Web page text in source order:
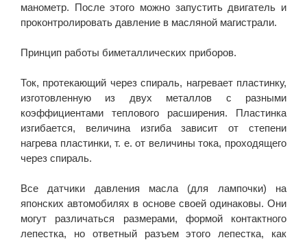
манометр. После этого можно запустить двигатель и
проконтролировать давление в масляной магистрали.
Принцип работы биметаллических приборов.
Ток, протекающий через спираль, нагревает пластинку,
изготовленную из двух металлов с разными
коэффициентами теплового расширения. Пластинка
изгибается, величина изгиба зависит от степени
нагрева пластинки, т. е. от величины тока, проходящего
через спираль.
Все датчики давления масла (для лампочки) на
японских автомобилях в основе своей одинаковы. Они
могут различаться размерами, формой контактного
лепестка, но ответный разъем этого лепестка, как